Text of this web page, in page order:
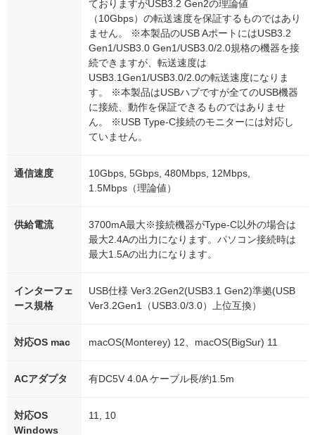
ておりますがUSB3.2 Gen2の理論値
（10Gbps）の転送速度を保証するものではあり
ません。 ※本製品のUSB AポートにはUSB3.2
Gen1/USB3.0 Gen1/USB3.0/2.0規格の機器を接
続できますが、転送速度は
USB3.1Gen1/USB3.0/2.0の転送速度になりま
す。 ※本製品はUSBハブですが全てのUSB機器
に接続、動作を保証できるものではありませ
ん。 ※USB Type-C接続のモニターには対応し
ていません。
通信速度
10Gbps, 5Gbps, 480Mbps, 12Mbps,
1.5Mbps（理論値）
供給電流
3700mA最大※接続機器がType-C以外の場合は
最大2.4Aの出力になります。パソコン接続時は
最大1.5Aの出力になります。
インターフェ
ース規格
USB仕様 Ver3.2Gen2(USB3.1 Gen2)準拠(USB
Ver3.2Gen1（USB3.0/3.0）上位互換）
対応OS mac macOS(Monterey) 12、macOS(BigSur) 11
ACアダプタ 有DC5V 4.0A ケーブル長/約1.5m
対応OS
Windows
11, 10